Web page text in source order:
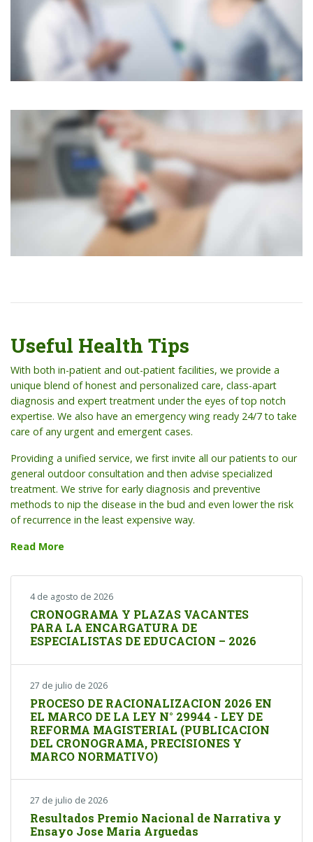
Useful Health Tips
With both in-patient and out-patient facilities, we provide a
unique blend of honest and personalized care, class-apart
diagnosis and expert treatment under the eyes of top notch
expertise. We also have an emergency wing ready 24/7 to take
care of any urgent and emergent cases.
Providing a unified service, we first invite all our patients to our
general outdoor consultation and then advise specialized
treatment. We strive for early diagnosis and preventive
methods to nip the disease in the bud and even lower the risk
of recurrence in the least expensive way.
Read More
4 de agosto de 2026
CRONOGRAMA Y PLAZAS VACANTES
PARA LA ENCARGATURA DE
ESPECIALISTAS DE EDUCACION – 2026
27 de julio de 2026
PROCESO DE RACIONALIZACION 2026 EN
EL MARCO DE LA LEY N° 29944 - LEY DE
REFORMA MAGISTERIAL (PUBLICACION
DEL CRONOGRAMA, PRECISIONES Y
MARCO NORMATIVO)
27 de julio de 2026
Resultados Premio Nacional de Narrativa y
Ensayo Jose Maria Arguedas